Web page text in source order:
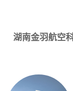
湖南金羽航空